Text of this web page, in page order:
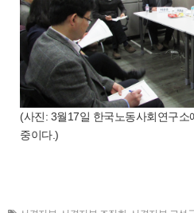
(사진: 3월17일 한국노동사회연구
중이다.)